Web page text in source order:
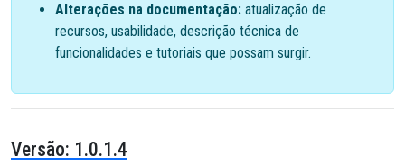
Alterações na documentação: atualização de
recursos, usabilidade, descrição técnica de
funcionalidades e tutoriais que possam surgir.
Versão: 1.0.1.4